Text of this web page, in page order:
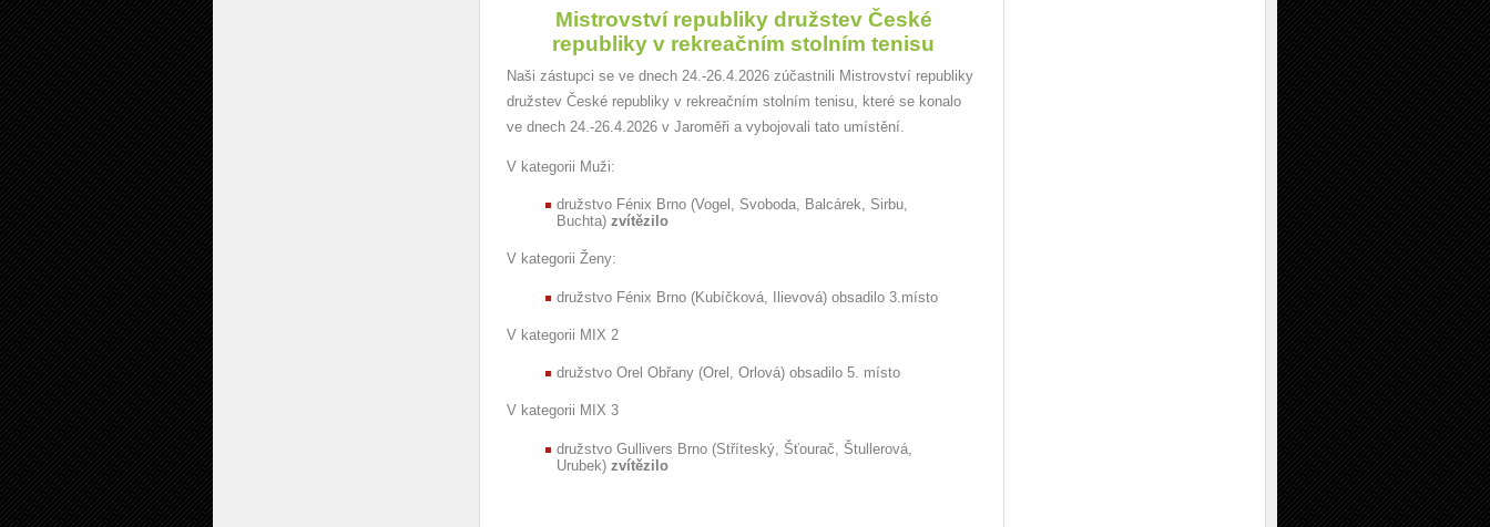
Mistrovství republiky družstev České
republiky v rekreačním stolním tenisu
Naši zástupci se ve dnech 24.-26.4.2026 zúčastnili Mistrovství republiky
družstev České republiky v rekreačním stolním tenisu, které se konalo
ve dnech 24.-26.4.2026 v Jaroměři a vybojovali tato umístění.
V kategorii Muži:
družstvo Fénix Brno (Vogel, Svoboda, Balcárek, Sirbu,
Buchta) zvítězilo
V kategorii Ženy:
družstvo Fénix Brno (Kubíčková, Ilievová) obsadilo 3.místo
V kategorii MIX 2
družstvo Orel Obřany (Orel, Orlová) obsadilo 5. místo
V kategorii MIX 3
družstvo Gullivers Brno (Stříteský, Šťourač, Štullerová,
Urubek) zvítězilo